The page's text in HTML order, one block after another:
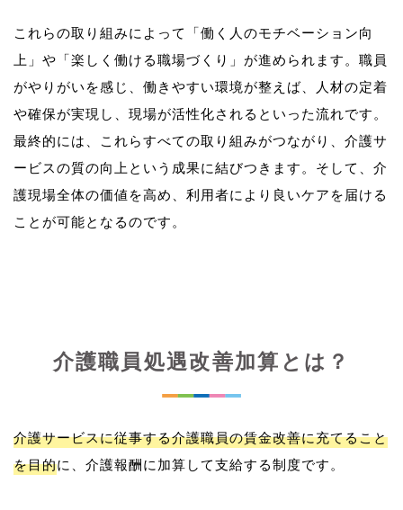
これらの取り組みによって「働く人のモチベーション向
上」や「楽しく働ける職場づくり」が進められます。職員
がやりがいを感じ、働きやすい環境が整えば、人材の定着
や確保が実現し、現場が活性化されるといった流れです。
最終的には、これらすべての取り組みがつながり、介護サ
ービスの質の向上という成果に結びつきます。そして、介
護現場全体の価値を高め、利用者により良いケアを届ける
介護職員処遇改善加算とは？
介護サービスに従事する介護職員の賃金改善に充てること
を目的に、介護報酬に加算して支給する制度です。